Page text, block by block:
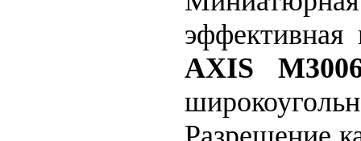
эффективная
AXIS